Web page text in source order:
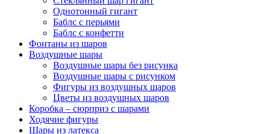
Однотонный гигант
Баблс с перьями
Баблс с конфетти
Фонтаны из шаров
Воздушные шары
Воздушные шары без рисунка
Воздушные шары с рисунком
Фигуры из воздушных шаров
Цветы из воздушных шаров
Коробка – сюрприз с шарами
Ходячие фигуры
Шары из латекса